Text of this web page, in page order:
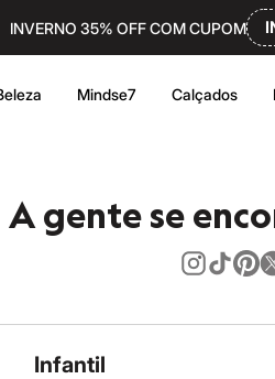
INVERNO 35% OFF COM CUPOM
Mindse7 Calçados
A gente se
Infantil